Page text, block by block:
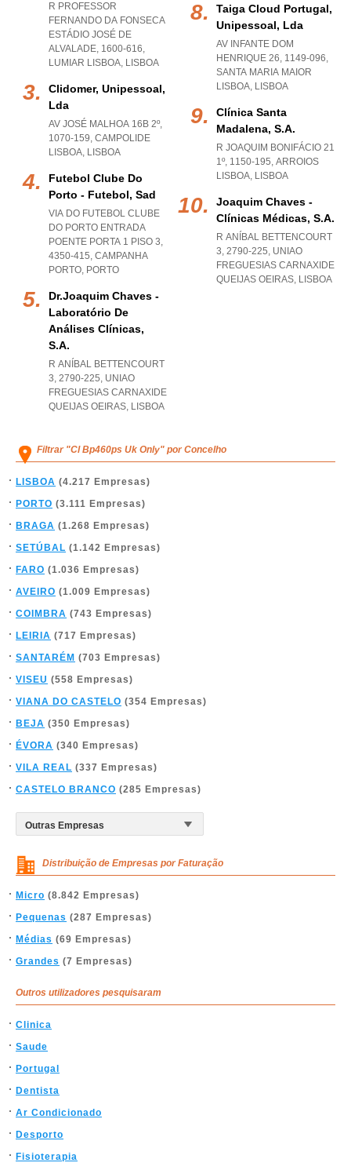
R PROFESSOR
FERNANDO DA FONSECA
ESTÁDIO JOSÉ DE
ALVALADE, 1600-616,
LUMIAR LISBOA, LISBOA
Clidomer, Unipessoal,
Lda
AV JOSÉ MALHOA 16B 2º,
1070-159, CAMPOLIDE
LISBOA, LISBOA
Futebol Clube Do
Porto - Futebol, Sad
VIA DO FUTEBOL CLUBE
DO PORTO ENTRADA
POENTE PORTA 1 PISO 3,
4350-415, CAMPANHA
PORTO, PORTO
Dr.joaquim Chaves -
Laboratório De
Análises Clínicas,
S.a.
R ANÍBAL BETTENCOURT
3, 2790-225, UNIAO
FREGUESIAS CARNAXIDE
QUEIJAS OEIRAS, LISBOA
Taiga Cloud Portugal,
Unipessoal, Lda
AV INFANTE DOM
HENRIQUE 26, 1149-096,
SANTA MARIA MAIOR
LISBOA, LISBOA
Clínica Santa
Madalena, S.a.
R JOAQUIM BONIFÁCIO 21
1º, 1150-195, ARROIOS
LISBOA, LISBOA
Joaquim Chaves -
Clínicas Médicas, S.a.
R ANÍBAL BETTENCOURT
3, 2790-225, UNIAO
FREGUESIAS CARNAXIDE
QUEIJAS OEIRAS, LISBOA
Filtrar "Cl Bp460ps Uk Only" por Concelho
LISBOA (4.217 Empresas)
PORTO (3.111 Empresas)
BRAGA (1.268 Empresas)
SETÚBAL (1.142 Empresas)
FARO (1.036 Empresas)
AVEIRO (1.009 Empresas)
COIMBRA (743 Empresas)
LEIRIA (717 Empresas)
SANTARÉM (703 Empresas)
VISEU (558 Empresas)
VIANA DO CASTELO (354 Empresas)
BEJA (350 Empresas)
ÉVORA (340 Empresas)
VILA REAL (337 Empresas)
CASTELO BRANCO (285 Empresas)
Distribuição de Empresas por Faturação
Micro (8.842 Empresas)
Pequenas (287 Empresas)
Médias (69 Empresas)
Grandes (7 Empresas)
Outros utilizadores pesquisaram
Clinica
Saude
Portugal
Dentista
Ar Condicionado
Desporto
Fisioterapia